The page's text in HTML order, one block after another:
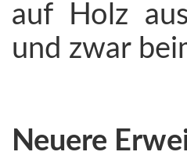
auf Holz
und zwar
Neuere